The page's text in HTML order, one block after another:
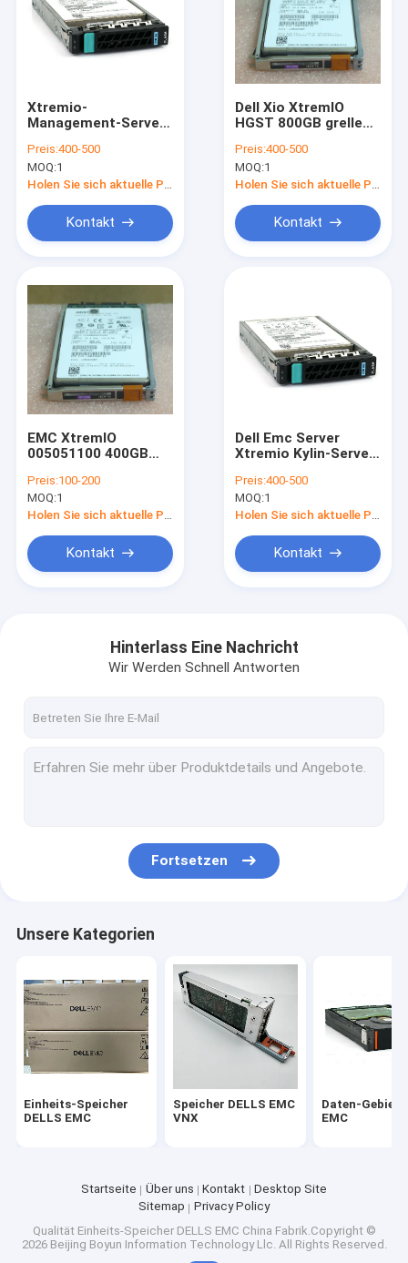
Über uns
Fabrik-Ausflug
Fordern Sie ein Zitat
Einheits-Speicher DELLS EMC
Daten-Gebiet DELLS EMC
DELL EMC Powerstore
DELL EMC Isilon
DELL EMC Vmax
EMC Symmetrix DMX
DELL EMC VPLEX
DELL EMC AVAMAR
Xtremio-
Management-Server
200GB 2,5"
Dämpfungsregler-
SSD 118000047-01
Preis:400-500
MOQ:1
Holen Sie sich aktuelle Preis
Kontakt
Dell Xio XtremIO
HGST 800GB grelles
Transportgestell
005050674
118033288-01
SSD
Preis:400-500
MOQ:1
Holen Sie sich aktuelle Preis
Kontakt
EMC XtremIO
005051100 400GB
Festplattenlaufwerk
12gbps 12G SSD
Dämpfungsregler-
Preis:100-200
MOQ:1
Holen Sie sich aktuelle Preis
Kontakt
Dell Emc Server
Xtremio Kylin-Server
304 200GB 2,5"
Dämpfungsregler-
SSD
Preis:400-500
MOQ:1
Holen Sie sich aktuelle Preis
Kontakt
Hinterlass Eine Nachricht
Wir Werden Schnell Antworten
Fortsetzen
Unsere Kategorien
Einheits-Speicher
DELLS EMC
Speicher DELLS EMC
VNX
Daten-Gebiet
EMC
Startseite Über uns Kontakt
Desktop Site
Sitemap
Privacy Policy
Qualität Einheits-Speicher DELLS EMC China Fabrik.Copyright ©
2026 Beijing Boyun Information Technology Llc. All Rights Reserved.